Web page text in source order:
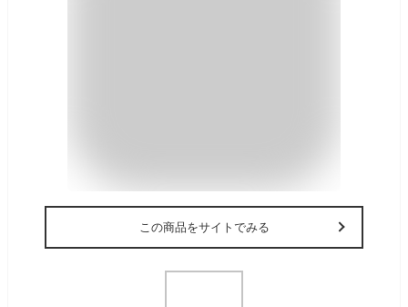
この商品をサイトでみる